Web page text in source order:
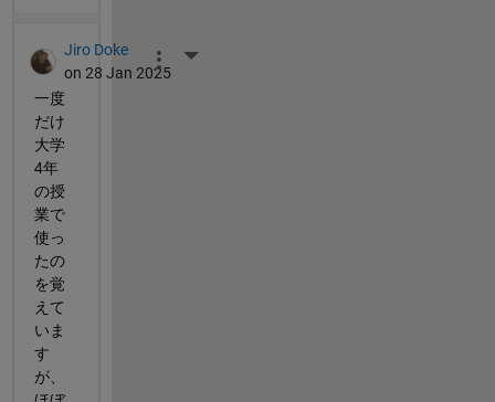
Jiro Doke
on 28 Jan 2025
More Actions
一度
だけ
大学
4年
の授
業で
使っ
たの
を覚
えて
いま
す
が、